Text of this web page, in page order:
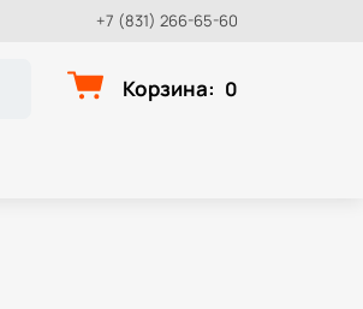
+7 (831) 266-65-60
Корзина: 0